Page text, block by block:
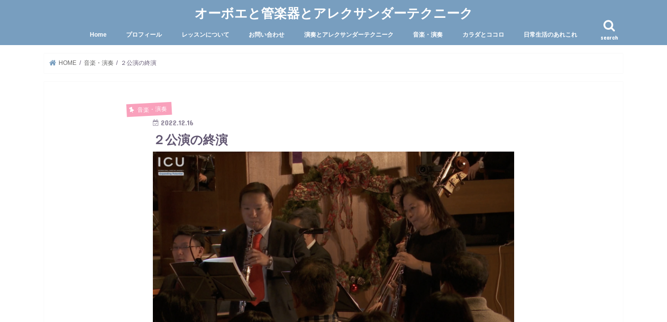
オーボエと管楽器とアレクサンダーテクニーク
search
Home プロフィール レッスンについて お問い合わせ 演奏とアレクサンダーテクニーク 音楽・演奏 カラダとココロ 日常生活のあれこれ
HOME 音楽・演奏 ２公演の終演
音楽・演奏
2022.12.16
２公演の終演